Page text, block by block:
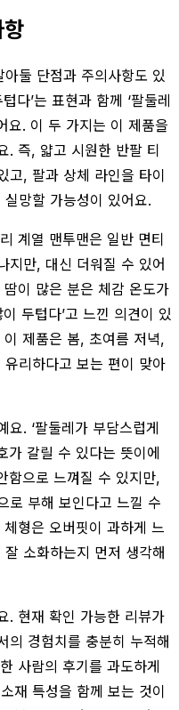
둘 단점과 주의사항도 있
다’는 표현과 함께 ‘팔둘레
요. 이 두 가지는 이 제품을
. 즉, 얇고 시원한 반팔 티
고, 팔과 상체 라인을 타이
망할 가능성이 있어요.
계열 맨투맨은 일반 면티
지만, 대신 더워질 수 있어
이 많은 분은 체감 온도가
두텁다’고 느낀 의견이 있
제품은 봄, 초여름 저녁,
리하다고 보는 편이 맞아
. ‘팔둘레가 부담스럽게
가 갈릴 수 있다는 뜻이에
함으로 느껴질 수 있지만,
로 부해 보인다고 느낄 수
형은 오버핏이 과하게 느
소화하는지 먼저 생각해
. 현재 확인 가능한 리뷰가
의 경험치를 충분히 누적해
사람의 후기를 과도하게
재 특성을 함께 보는 것이